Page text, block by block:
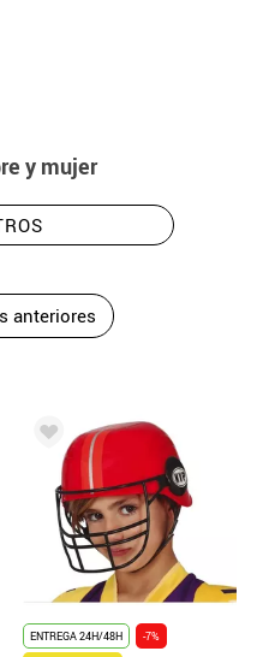
y mujer
anteriores
ENTREGA 24H/48H
-7%